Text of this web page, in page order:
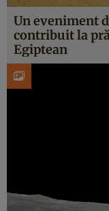
Un eveniment
contribuit la
Egiptean